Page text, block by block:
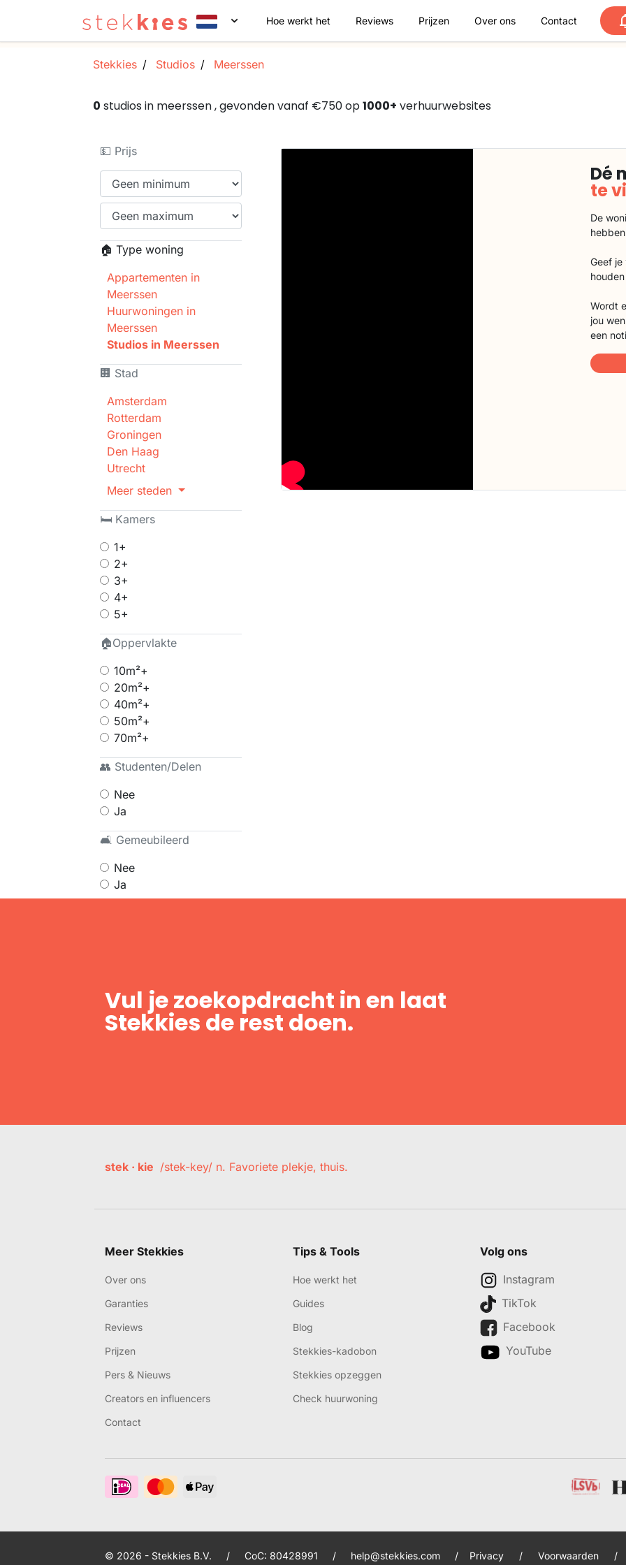
Hoe werkt het Reviews Prijzen Over ons Contact
Stekkies Studios Meerssen
0 studios in meerssen , gevonden vanaf €750 op1000+ verhuurwebsites
💵 Prijs
🏠 Type woning
Appartementen in
Meerssen
Huurwoningen in
Meerssen
Studios in Meerssen
🏢 Stad
Amsterdam
Rotterdam
Groningen
Den Haag
Utrecht
Meer steden
🛏 Kamers
1+
2+
3+
4+
5+
🏠Oppervlakte
10m²+
20m²+
40m²+
50m²+
70m²+
👥 Studenten/Delen
Nee
Ja
🛋 Gemeubileerd
Nee
Ja
Dé
te
De
Geef
Wordt
jou
een
Vul je zoekopdracht in en laat
Stekkies de rest doen.
stek · kie /stek-key/ n. Favoriete plekje, thuis.
Meer Stekkies
Over ons
Garanties
Reviews
Prijzen
Pers & Nieuws
Creators en influencers
Contact
Tips & Tools
Hoe werkt het
Guides
Blog
Stekkies-kadobon
Stekkies opzeggen
Check huurwoning
Volg ons
Instagram
TikTok
Facebook
YouTube
© 2026 - Stekkies B.V. / CoC: 80428991 / help@stekkies.com / Privacy / Voorwaarden /